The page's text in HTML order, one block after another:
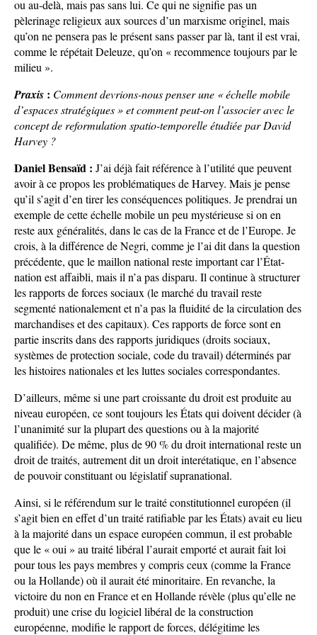
ou au-delà, mais pas sans lui. Ce qui ne signifie pas un
pèlerinage religieux aux sources d’un marxisme originel, mais
qu’on ne pensera pas le présent sans passer par là, tant il est vrai,
comme le répétait Deleuze, qu’on « recommence toujours par le
milieu ».
Praxis : Comment devrions-nous penser une « échelle mobile
d’espaces stratégiques » et comment peut-on l’associer avec le
concept de reformulation spatio-temporelle étudiée par David
Harvey ?
Daniel Bensaïd : J’ai déjà fait référence à l’utilité que peuvent
avoir à ce propos les problématiques de Harvey. Mais je pense
qu’il s’agit d’en tirer les conséquences politiques. Je prendrai un
exemple de cette échelle mobile un peu mystérieuse si on en
reste aux généralités, dans le cas de la France et de l’Europe. Je
crois, à la différence de Negri, comme je l’ai dit dans la question
précédente, que le maillon national reste important car l’État-
nation est affaibli, mais il n’a pas disparu. Il continue à structurer
les rapports de forces sociaux (le marché du travail reste
segmenté nationalement et n’a pas la fluidité de la circulation des
marchandises et des capitaux). Ces rapports de force sont en
partie inscrits dans des rapports juridiques (droits sociaux,
systèmes de protection sociale, code du travail) déterminés par
les histoires nationales et les luttes sociales correspondantes.
D’ailleurs, même si une part croissante du droit est produite au
niveau européen, ce sont toujours les États qui doivent décider (à
l’unanimité sur la plupart des questions ou à la majorité
qualifiée). De même, plus de 90 % du droit international reste un
droit de traités, autrement dit un droit interétatique, en l’absence
de pouvoir constituant ou législatif supranational.
Ainsi, si le référendum sur le traité constitutionnel européen (il
s’agit bien en effet d’un traité ratifiable par les États) avait eu lieu
à la majorité dans un espace européen commun, il est probable
que le « oui » au traité libéral l’aurait emporté et aurait fait loi
pour tous les pays membres y compris ceux (comme la France
ou la Hollande) où il aurait été minoritaire. En revanche, la
victoire du non en France et en Hollande révèle (plus qu’elle ne
produit) une crise du logiciel libéral de la construction
européenne, modifie le rapport de forces, délégitime les